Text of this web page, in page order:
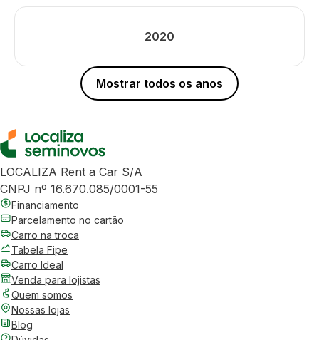
2020
Mostrar todos os anos
LOCALIZA Rent a Car S/A
CNPJ nº 16.670.085/0001-55
Financiamento
Parcelamento no cartão
Carro na troca
Tabela Fipe
Carro Ideal
Venda para lojistas
Quem somos
Nossas lojas
Blog